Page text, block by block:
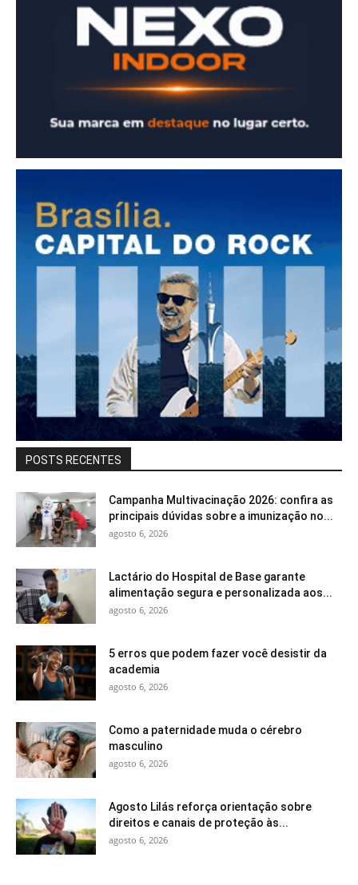
POSTS RECENTES
Campanha Multivacinação 2026: confira as
principais dúvidas sobre a imunização no...
agosto 6, 2026
Lactário do Hospital de Base garante
alimentação segura e personalizada aos...
agosto 6, 2026
5 erros que podem fazer você desistir da
academia
agosto 6, 2026
Como a paternidade muda o cérebro
masculino
agosto 6, 2026
Agosto Lilás reforça orientação sobre
direitos e canais de proteção às...
agosto 6, 2026